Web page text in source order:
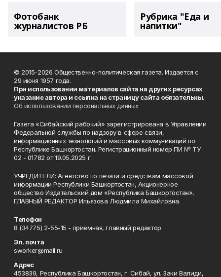
Фотобанк
журналистов РБ
Рубрика "Еда и
напитки"
© 2015-2026 Общественно-политическая газета. Издается с
29 июня 1957 года.
При использовании материалов сайта на других ресурсах
указание автора и ссылка на страницу сайта обязательны.
Об использовании персональных данных
Газета «Сибайский рабочий» зарегистрирована в Управлении
Федеральной службы по надзору в сфере связи,
информационных технологий и массовых коммуникаций по
Республике Башкортостан. Регистрационный номер ПИ № ТУ
02 - 01782 от 19.05.2025 г.
УЧРЕДИТЕЛИ: Агентство по печати и средствам массовой
информации Республики Башкортостан, Акционерное
общество Издательский дом «Республика Башкортостан».
ГЛАВНЫЙ РЕДАКТОР Ильязова Людмила Михайловна.
Телефон
8 (34775) 2-55-15 - приемная, главный редактор
Эл. почта
sworker@mail.ru
Адрес
453839, Республика Башкортостан, г. Сибай, ул. Заки Валиди,